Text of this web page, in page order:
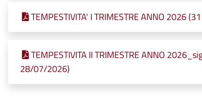
TEMPESTIVITA' I TRIMESTRE ANNO 2026
TEMPESTIVITA II TRIMESTRE ANNO
28/07/2026)